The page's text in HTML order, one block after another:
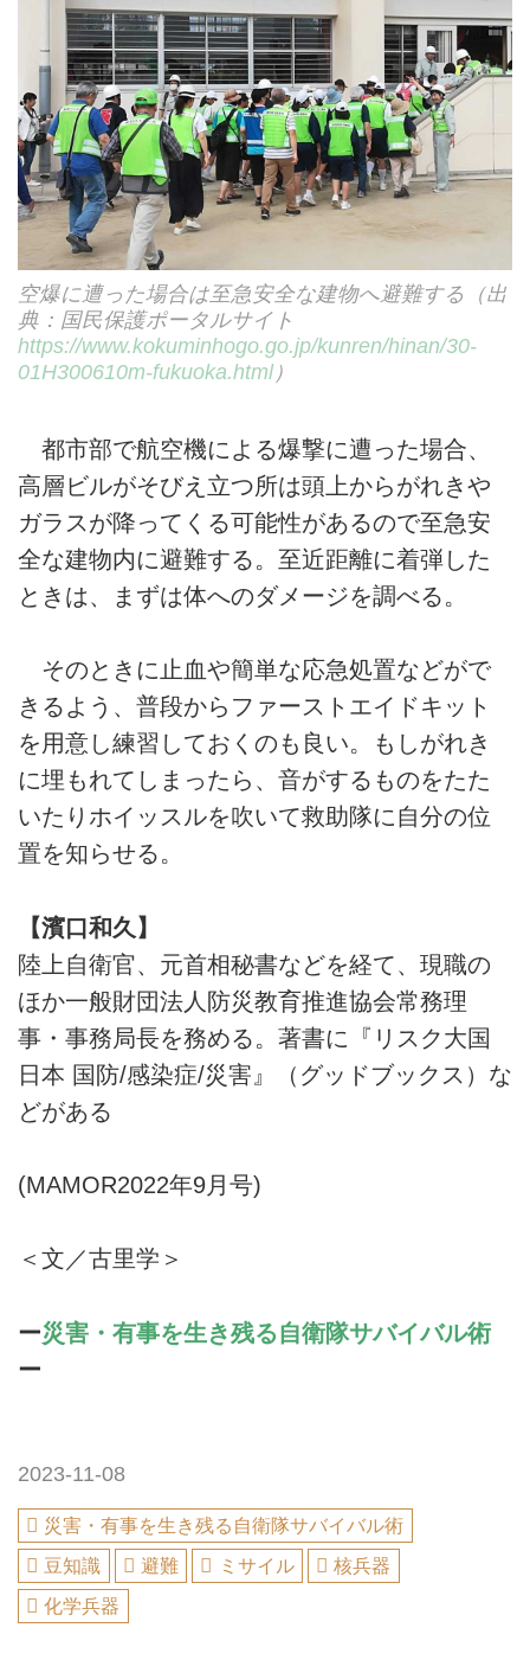
空爆に遭った場合は至急安全な建物へ避難する（出
典：国民保護ポータルサイト
https://www.kokuminhogo.go.jp/kunren/hinan/30-
01H300610m-fukuoka.html）
都市部で航空機による爆撃に遭った場合、
高層ビルがそびえ立つ所は頭上からがれきや
ガラスが降ってくる可能性があるので至急安
全な建物内に避難する。至近距離に着弾した
ときは、まずは体へのダメージを調べる。
そのときに止血や簡単な応急処置などがで
きるよう、普段からファーストエイドキット
を用意し練習しておくのも良い。もしがれき
に埋もれてしまったら、音がするものをたた
いたりホイッスルを吹いて救助隊に自分の位
置を知らせる。
【濱口和久】
陸上自衛官、元首相秘書などを経て、現職の
ほか一般財団法人防災教育推進協会常務理
事・事務局長を務める。著書に『リスク大国
日本 国防/感染症/災害』（グッドブックス）な
どがある
(MAMOR2022年9月号)
＜文／古里学＞
ー災害・有事を生き残る自衛隊サバイバル術
ー
2023-11-08
災害・有事を生き残る自衛隊サバイバル術
豆知識
避難 ミサイル
核兵器
化学兵器